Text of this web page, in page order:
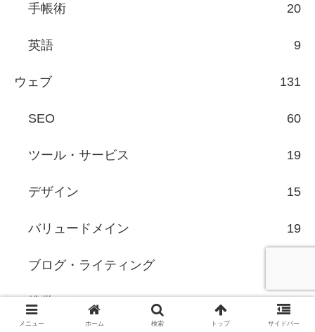
手帳術 20
英語 9
ウェブ 131
SEO 60
ツール・サービス 19
デザイン 15
バリュードメイン 19
ブログ・ライティング
携帯サイト 2
メニュー ホーム 検索 トップ サイドバー